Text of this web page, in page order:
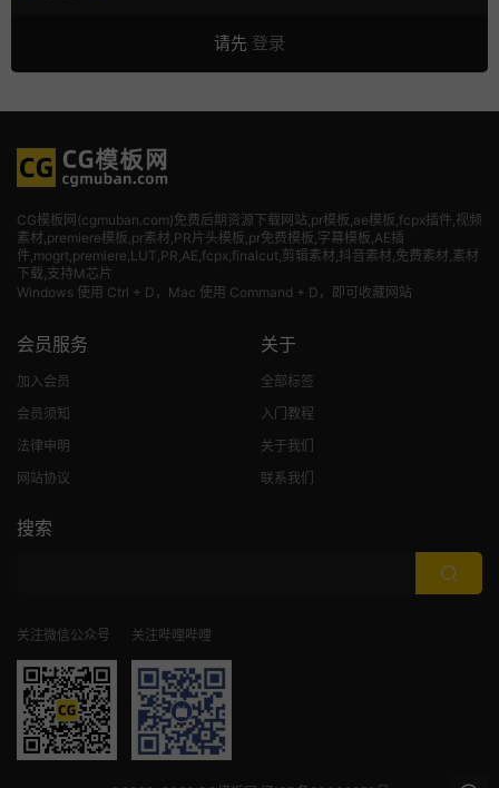
请先 登录
CG模板网(cgmuban.com)免费后期资源下载网站,pr模板,ae模板,fcpx插件,视频
素材 ,premiere模板,pr素材,PR片头模板,pr免费模板,字幕模板,AE插
件,mogrt,premiere,LUT,PR,AE,fcpx,finalcut,剪辑素材,抖音素材,免费素材,素材
下载,支持M芯片
Windows 使用 Ctrl + D，Mac 使用 Command + D，即可收藏网站
会员服务
加入会员
会员须知
法律申明
网站协议
关于
全部标签
入门教程
关于我们
联系我们
搜索
关注微信公众号 关注哔哩哔哩